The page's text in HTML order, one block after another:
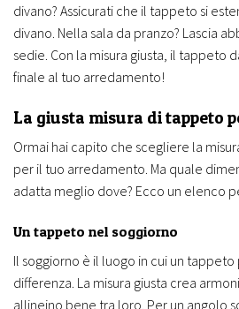
divano? Assicurati che il tappeto si
divano. Nella sala da pranzo? Lascia
sedie. Con la misura giusta, il tappeto
finale al tuo arredamento!
La giusta misura di tappeto
Ormai hai capito che scegliere la
per il tuo arredamento. Ma quale
adatta meglio dove? Ecco un elenco
Un tappeto nel soggiorno
Il soggiorno è il luogo in cui un
differenza. La misura giusta crea
allineino bene tra loro. Per un angolo